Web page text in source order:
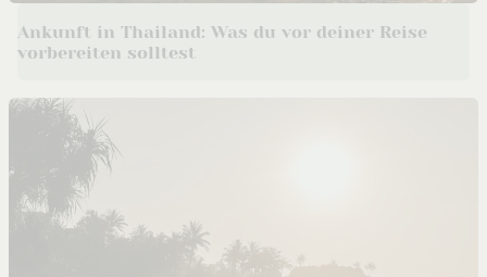
Ankunft in Thailand: Was du vor deiner Reise
vorbereiten solltest